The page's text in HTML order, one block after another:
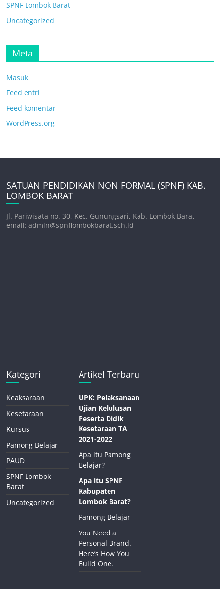
SPNF Lombok Barat
Uncategorized
Meta
Masuk
Feed entri
Feed komentar
WordPress.org
SATUAN PENDIDIKAN NON FORMAL (SPNF) KAB.
LOMBOK BARAT
Jl. Pariwisata no. 30, Kec. Gunungsari, Kab. Lombok Barat
email: admin@spnflombokbarat.sch.id
Kategori
Keaksaraan
Kesetaraan
Kursus
Pamong Belajar
PAUD
SPNF Lombok
Barat
Uncategorized
Artikel Terbaru
UPK: Pelaksanaan
Ujian Kelulusan
Peserta Didik
Kesetaraan TA
2021-2022
Apa itu Pamong
Belajar?
Apa itu SPNF
Kabupaten
Lombok Barat?
Pamong Belajar
You Need a
Personal Brand.
Here’s How You
Build One.